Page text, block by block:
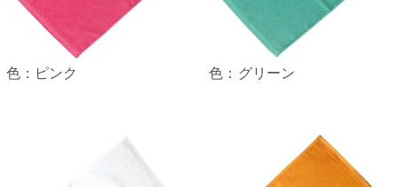
色：ピンク 色：グリーン